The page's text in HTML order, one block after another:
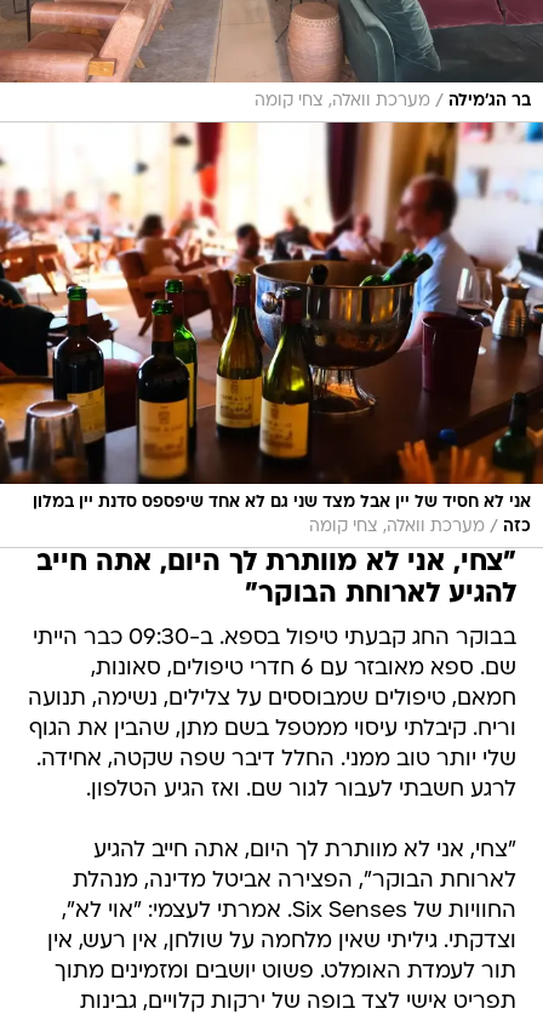
בר הג'מילה / מערכת וואלה, צחי קומה
אני לא חסיד של יין אבל מצד שני גם לא אחד שיפספס סדנת יין במלון
כזה / מערכת וואלה, צחי קומה
"צחי, אני לא מוותרת לך היום, אתה חייב
להגיע לארוחת הבוקר"
בבוקר החג קבעתי טיפול בספא. ב-09:30 כבר הייתי
שם. ספא מאובזר עם 6 חדרי טיפולים, סאונות,
חמאם, טיפולים שמבוססים על צלילים, נשימה, תנועה
וריח. קיבלתי עיסוי ממטפל בשם מתן, שהבין את הגוף
שלי יותר טוב ממני. החלל דיבר שפה שקטה, אחידה.
לרגע חשבתי לעבור לגור שם. ואז הגיע הטלפון.
"צחי, אני לא מוותרת לך היום, אתה חייב להגיע
לארוחת הבוקר", הפצירה אביטל מדינה, מנהלת
החוויות של Six Senses. אמרתי לעצמי: "אוי לא",
וצדקתי. גיליתי שאין מלחמה על שולחן, אין רעש, אין
תור לעמדת האומלט. פשוט יושבים ומזמינים מתוך
תפריט אישי לצד בופה של ירקות קלויים, גבינות